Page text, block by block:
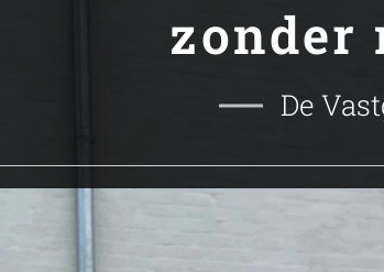
zonder
De